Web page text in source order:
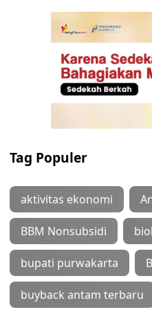
Tag Populer
aktivitas ekonomi
BBM Nonsubsidi
bupati purwakarta
buyback antam terbaru